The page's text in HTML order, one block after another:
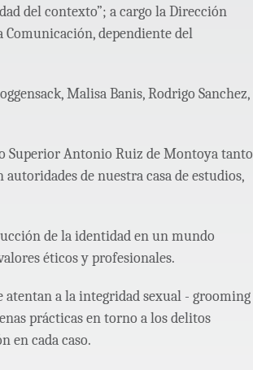
del contexto”; a cargo la Dirección
Comunicación, dependiente del
Malisa Banis, Rodrigo Sanchez,
Superior Antonio Ruiz de Montoya tanto
de nuestra casa de estudios,
de la identidad en un mundo
éticos y profesionales.
a la integridad sexual - grooming
prácticas en torno a los delitos
en cada caso.